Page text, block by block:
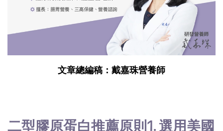
文章總編稿：戴嘉珠營養師
二型膠原蛋白推薦原則1. 選用美國